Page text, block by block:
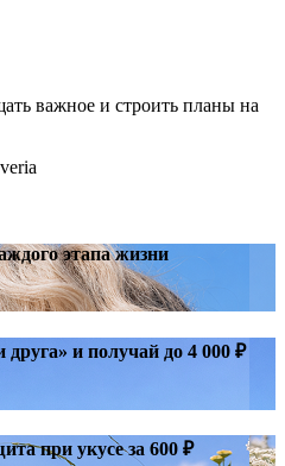
важное и строить планы на
этапа жизни
и получай до 4 000 ₽
при укусе за 600 ₽